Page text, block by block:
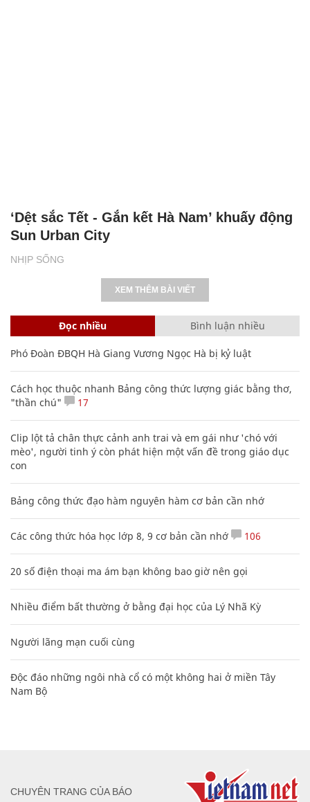
NHỊP SỐNG
‘Dệt sắc Tết - Gắn kết Hà Nam’ khuấy động
Sun Urban City
XEM THÊM BÀI VIẾT
Đọc nhiều Bình luận nhiều
Phó Đoàn ĐBQH Hà Giang Vương Ngọc Hà bị kỷ luật
Cách học thuộc nhanh Bảng công thức lượng giác bằng thơ,
"thần chú"
17
Clip lột tả chân thực cảnh anh trai và em gái như 'chó với
mèo', người tinh ý còn phát hiện một vấn đề trong giáo dục
con
Bảng công thức đạo hàm nguyên hàm cơ bản cần nhớ
Các công thức hóa học lớp 8, 9 cơ bản cần nhớ 106
20 số điện thoại ma ám bạn không bao giờ nên gọi
Nhiều điểm bất thường ở bằng đại học của Lý Nhã Kỳ
Người lãng mạn cuối cùng
Độc đáo những ngôi nhà cổ có một không hai ở miền Tây
Nam Bộ
CHUYÊN TRANG CỦA BÁO